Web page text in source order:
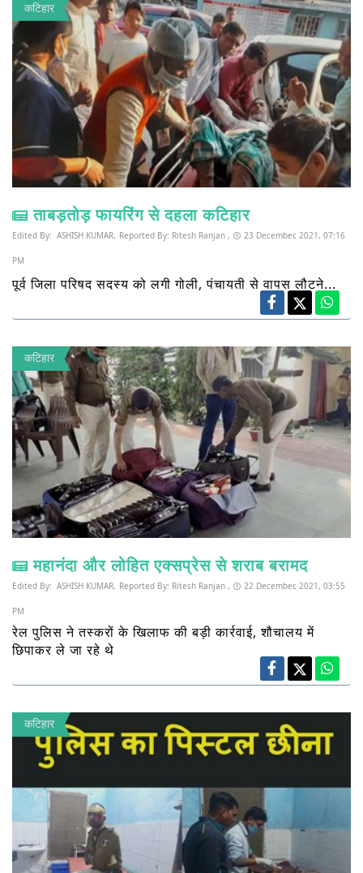
कटिहार
ताबड़तोड़ फायरिंग से दहला कटिहार
Edited By: ASHISH KUMAR, Reported By: Ritesh Ranjan , 23 December, 2021, 07:16
PM
पूर्व जिला परिषद सदस्य को लगी गोली, पंचायती से वापस लौटने...
कटिहार
महानंदा और लोहित एक्सप्रेस से शराब बरामद
Edited By: ASHISH KUMAR, Reported By: Ritesh Ranjan , 22 December, 2021, 03:55
PM
रेल पुलिस ने तस्करों के खिलाफ की बड़ी कार्रवाई, शौचालय में
छिपाकर ले जा रहे थे
कटिहार